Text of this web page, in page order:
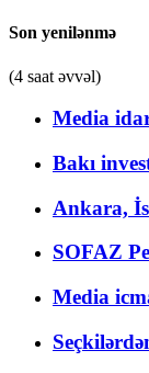
Son yenilənmə
(4 saat əvvəl)
Media
Bakı
Ankara,
SOFAZ
Media